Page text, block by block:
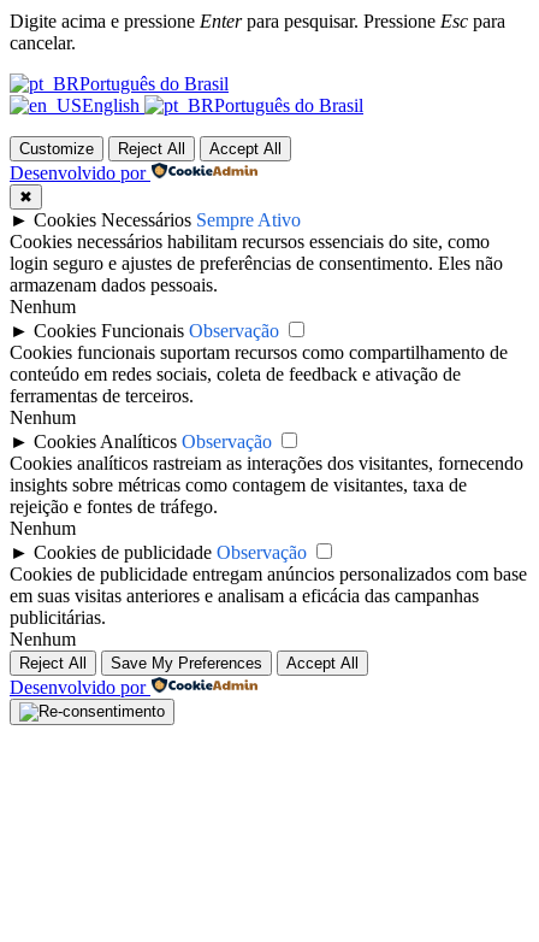
Digite acima e pressione Enterpara pesquisar. Pressione Esc para
cancelar.
Português do Brasil
English
Português do Brasil
Customize Reject All Accept All
Desenvolvido por
✖
► Cookies Necessários Sempre Ativo
Cookies necessários habilitam recursos essenciais do site, como
login seguro e ajustes de preferências de consentimento. Eles não
armazenam dados pessoais.
Nenhum
► Cookies Funcionais Observação
Cookies funcionais suportam recursos como compartilhamento de
conteúdo em redes sociais, coleta de feedback e ativação de
ferramentas de terceiros.
Nenhum
► Cookies Analíticos Observação
Cookies analíticos rastreiam as interações dos visitantes, fornecendo
insights sobre métricas como contagem de visitantes, taxa de
rejeição e fontes de tráfego.
Nenhum
► Cookies de publicidade Observação
Cookies de publicidade entregam anúncios personalizados com base
em suas visitas anteriores e analisam a eficácia das campanhas
publicitárias.
Nenhum
Reject All Save My Preferences Accept All
Desenvolvido por